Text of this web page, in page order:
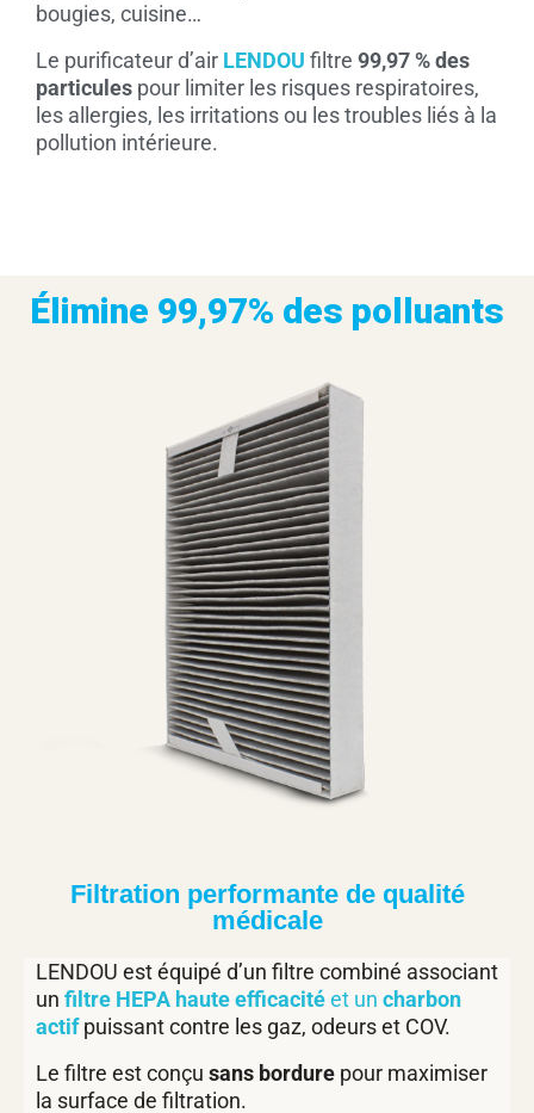
bougies, cuisine…
Le purificateur d’air LENDOU filtre 99,97 % des
particules pour limiter les risques respiratoires,
les allergies, les irritations ou les troubles liés à la
pollution intérieure.
Élimine 99,97% des polluants
Filtration performante de qualité
médicale
LENDOU est équipé d’un filtre combiné associant
un filtre HEPA haute efficacitéet un charbon
actif puissant contre les gaz, odeurs et COV.
Le filtre est conçu sans bordure pour maximiser
la surface de filtration.